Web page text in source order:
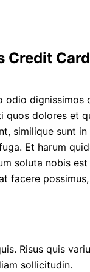
Credit Card
odio dignissimos
dolores et
similique sunt
Et harum
soluta nobis
facere
Risus quis
sollicitudin.